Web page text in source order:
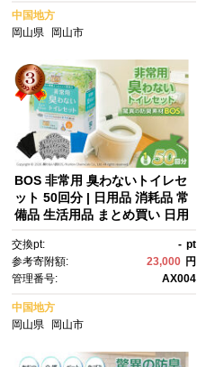
ん ペット おむつ BOS セッ
ト ふるさと 岡山 送料無料
中国地方
岡山県
岡山市
BOS 非常用 臭わないトイレセ
ット 50回分 | 日用品 消耗品 常
備品 生活用品 まとめ買い 日用
トイレ 臭わない BOS セッ
ト 介護 ふるさと 岡山 送料無料
交換pt: - pt
参考寄附額:
23,000 円
管理番号:
AX004
中国地方
岡山県
岡山市